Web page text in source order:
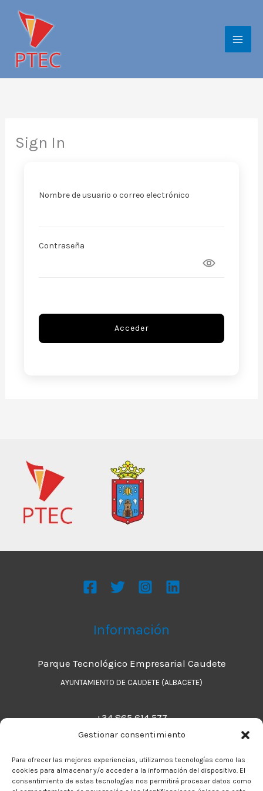
Gestionar consentimiento
Para ofrecer las mejores experiencias, utilizamos tecnologías como las
cookies para almacenar y/o acceder a la información del dispositivo. El
consentimiento de estas tecnologías nos permitirá procesar datos como
contenido
Sign In
Nombre de usuario o correo electrónico
Contraseña
Acceder
Información
Parque Tecnológico Empresarial Caudete
AYUNTAMIENTO DE CAUDETE (ALBACETE)
+34 865 614 577
Legal